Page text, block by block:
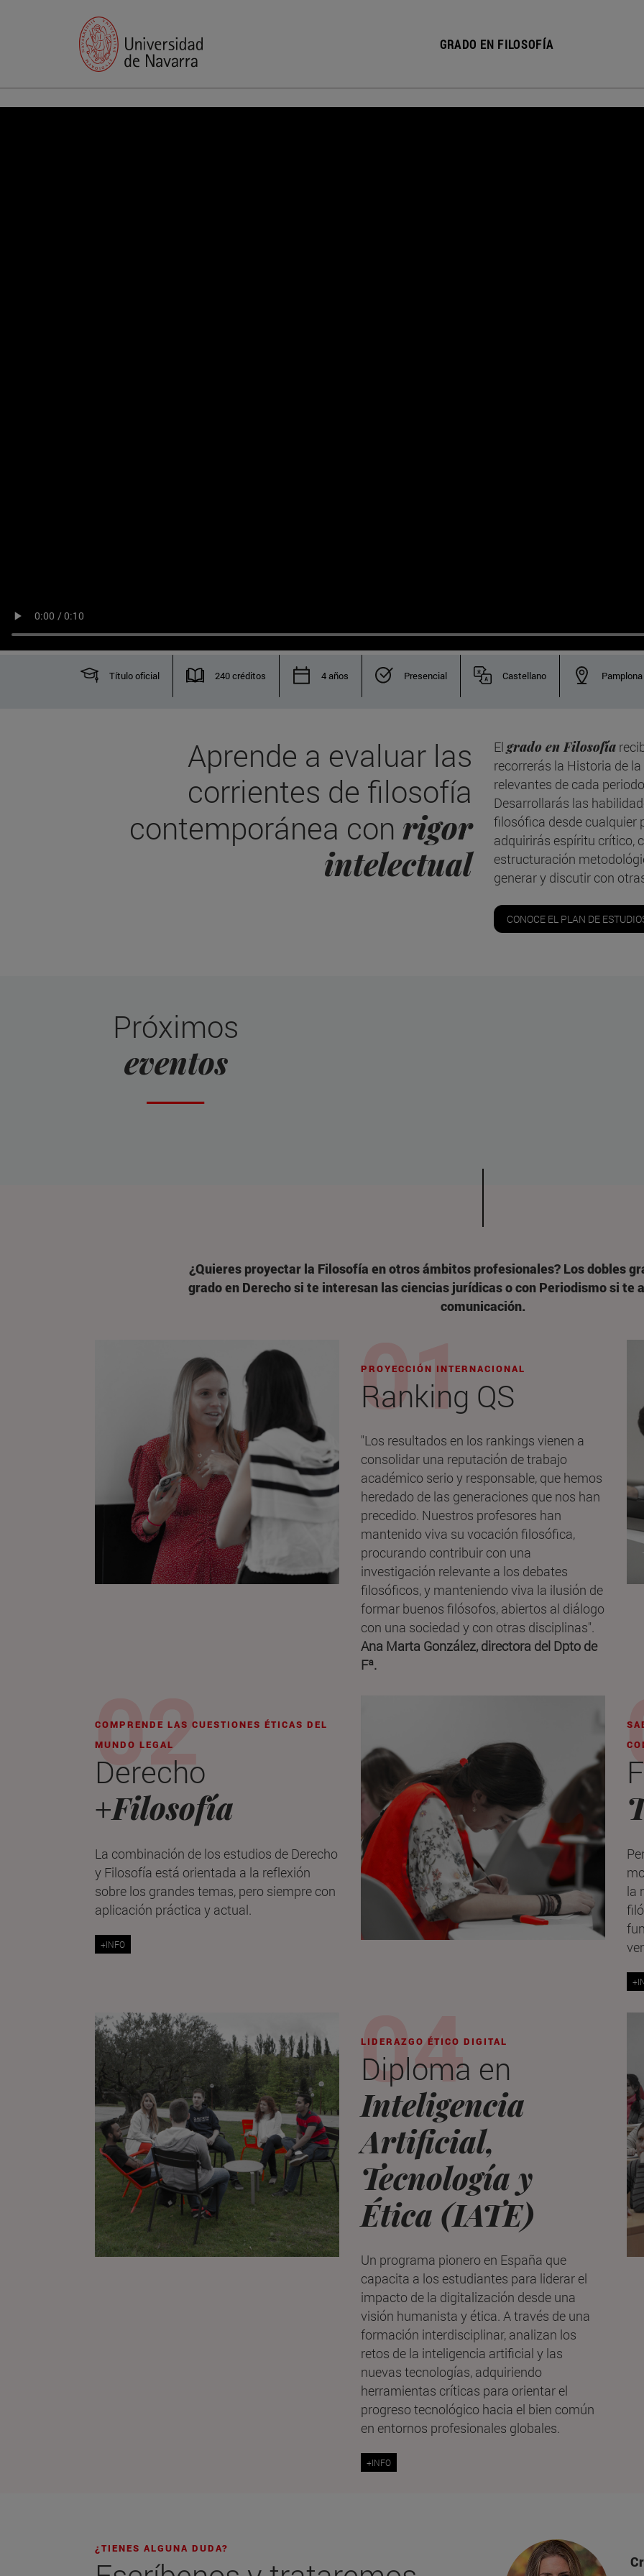
GRADO EN FILOSOFÍA
Título oficial 240 créditos 4 años Presencial Castellano Pamplona
Aprende a evaluar las
corrientes de filosofía
contemporánea con rigor
intelectual
El grado en Filosofía
recorrerás la Historia de
relevantes de cada
Desarrollarás las
filosófica desde cualquier
adquirirás espíritu crítico,
estructuración
generar y discutir con
CONOCE EL PLAN DE
Próximos
eventos
¿Quieres proyectar la Filosofía en otros ámbitos profesionales? Los dobles
grado en Derecho si te interesan las ciencias jurídicas o con Periodismo si te
comunicación.
PROYECCIÓN INTERNACIONAL
Ranking QS
"Los resultados en los rankings vienen a
consolidar una reputación de trabajo
académico serio y responsable, que hemos
heredado de las generaciones que nos han
precedido. Nuestros profesores han
mantenido viva su vocación filosófica,
procurando contribuir con una
investigación relevante a los debates
filosóficos, y manteniendo viva la ilusión de
formar buenos filósofos, abiertos al diálogo
con una sociedad y con otras disciplinas".
Ana Marta González, directora del Dpto de
Fª.
COMPRENDE LAS CUESTIONES ÉTICAS DEL
MUNDO LEGAL
Derecho
+Filosofía
La combinación de los estudios de Derecho
y Filosofía está orientada a la reflexión
sobre los grandes temas, pero siempre con
aplicación práctica y actual.
+INFO
la
LIDERAZGO ÉTICO DIGITAL
Diploma en
Inteligencia
Artificial,
Tecnología y
Ética (IATE)
Un programa pionero en España que
capacita a los estudiantes para liderar el
impacto de la digitalización desde una
visión humanista y ética. A través de una
formación interdisciplinar, analizan los
retos de la inteligencia artificial y las
nuevas tecnologías, adquiriendo
herramientas críticas para orientar el
progreso tecnológico hacia el bien común
en entornos profesionales globales.
+INFO
¿TIENES ALGUNA DUDA?